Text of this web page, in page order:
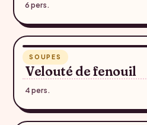
6 pers.
SOUPES
Velouté de fenouil
4 pers.